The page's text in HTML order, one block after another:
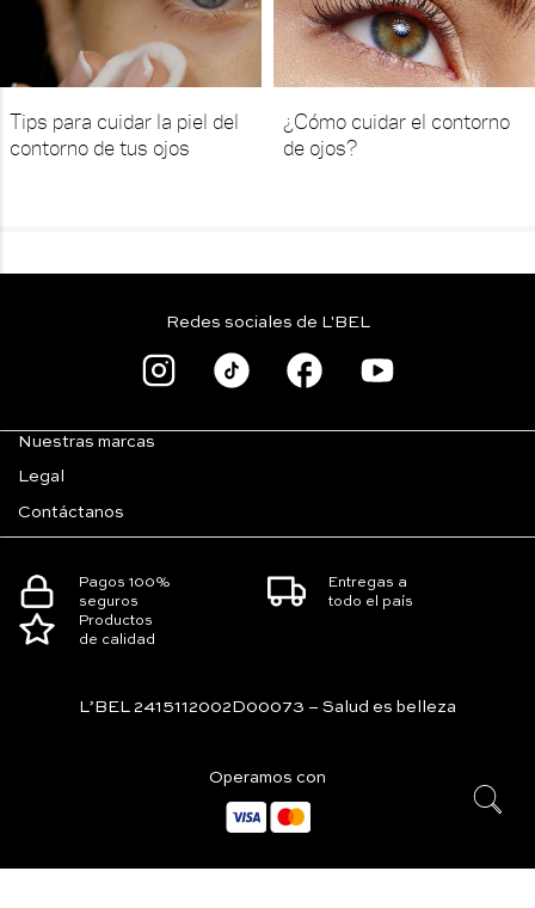
Tips para cuidar la piel del
contorno de tus ojos
¿Cómo cuidar el contorno
de ojos?
Nuestras marcas
Legal
Contáctanos
Redes sociales de L'BEL
Pagos 100%
seguros
Entregas a
todo el país
Productos
de calidad
L’BEL 2415112002D00073 – Salud es belleza
Operamos con